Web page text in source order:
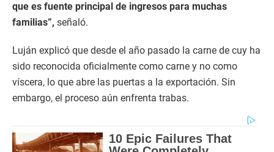
que es fuente principal de ingresos para muchas
familias”, señaló.
Luján explicó que desde el año pasado la carne de cuy ha
sido reconocida oficialmente como carne y no como
víscera, lo que abre las puertas a la exportación. Sin
embargo, el proceso aún enfrenta trabas.